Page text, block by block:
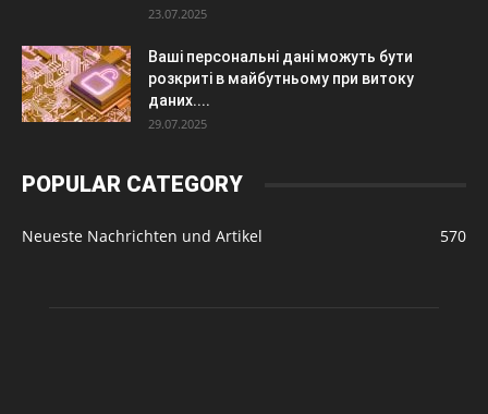
23.07.2025
Ваші персональні дані можуть бути
розкриті в майбутньому при витоку
даних....
29.07.2025
POPULAR CATEGORY
Neueste Nachrichten und Artikel 570